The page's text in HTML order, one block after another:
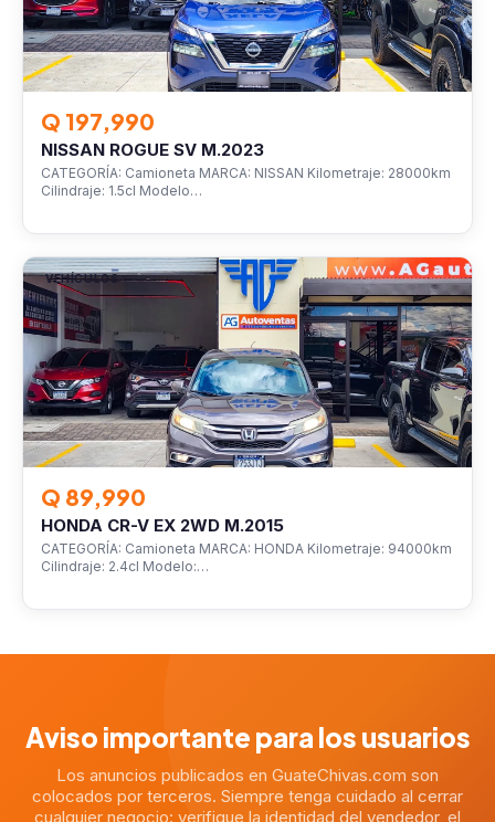
Q 197,990
NISSAN ROGUE SV M.2023
CATEGORÍA: Camioneta MARCA: NISSAN Kilometraje: 28000km
Cilindraje: 1.5cl Modelo…
VEHÍCULOS
Q 89,990
HONDA CR-V EX 2WD M.2015
CATEGORÍA: Camioneta MARCA: HONDA Kilometraje: 94000km
Cilindraje: 2.4cl Modelo:…
Aviso importante para los usuarios
Los anuncios publicados en GuateChivas.com son
colocados por terceros. Siempre tenga cuidado al cerrar
cualquier negocio: verifique la identidad del vendedor, el